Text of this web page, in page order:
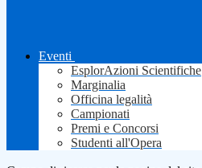
Eventi
EsplorAzioni Scientifiche
Marginalia
Officina legalità
Campionati
Premi e Concorsi
Studenti all'Opera